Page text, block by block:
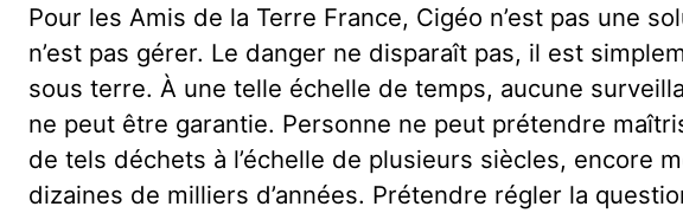
Pour les Amis de la Terre France, Cigéo n’est pas une
n’est pas gérer. Le danger ne disparaît pas, il est
sous terre. À une telle échelle de temps, aucune
ne peut être garantie. Personne ne peut prétendre
de tels déchets à l’échelle de plusieurs siècles, encore
dizaines de milliers d’années. Prétendre régler la